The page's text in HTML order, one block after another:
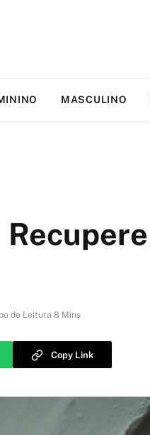
MASCULINO
de Leitura 8 Mins
Copy Link